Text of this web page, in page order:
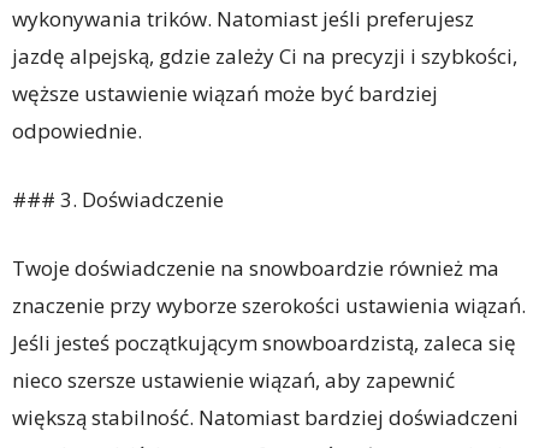
wykonywania trików. Natomiast jeśli preferujesz
jazdę alpejską, gdzie zależy Ci na precyzji i szybkości,
węższe ustawienie wiązań może być bardziej
odpowiednie.
### 3. Doświadczenie
Twoje doświadczenie na snowboardzie również ma
znaczenie przy wyborze szerokości ustawienia wiązań.
Jeśli jesteś początkującym snowboardzistą, zaleca się
nieco szersze ustawienie wiązań, aby zapewnić
większą stabilność. Natomiast bardziej doświadczeni